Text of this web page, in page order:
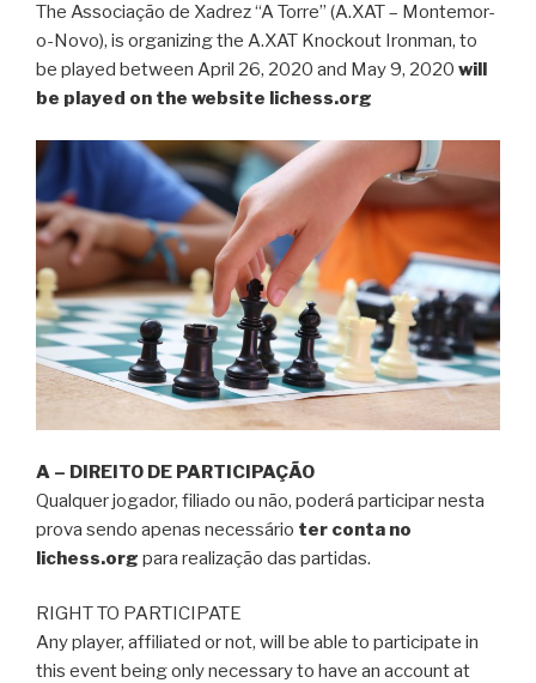
The Associação de Xadrez “A Torre” (A.XAT – Montemor-
o-Novo), is organizing the A.XAT Knockout Ironman, to
be played between April 26, 2020 and May 9, 2020 will
be played on the website lichess.org
A – DIREITO DE PARTICIPAÇÃO
Qualquer jogador, filiado ou não, poderá participar nesta
prova sendo apenas necessário ter conta no
lichess.org para realização das partidas.
RIGHT TO PARTICIPATE
Any player, affiliated or not, will be able to participate in
this event being only necessary to have an account at